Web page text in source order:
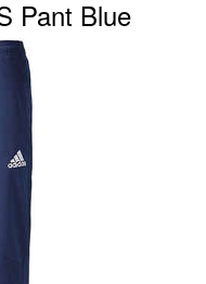
Pant Blue